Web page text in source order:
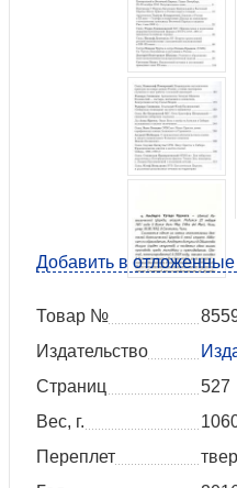
Добавить в отложенные
Товар №
Издательство
Страниц
527
Вес, г.
Переплет